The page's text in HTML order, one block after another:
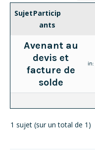
SujetParticip
ants
Avenant au
devis et
facture de
solde
in:
1 sujet (sur un total de 1)